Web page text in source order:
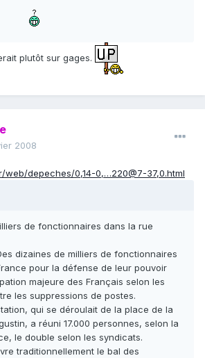
plutôt sur gages.
2008
web/depeches/0,14-0,…220@7-37,0.html
de fonctionnaires dans la rue
dizaines de milliers de fonctionnaires
pour la défense de leur pouvoir
majeure des Français selon les
les suppressions de postes.
qui se déroulait de la place de la
a réuni 17.000 personnes, selon la
le double selon les syndicats.
traditionnellement le bal des